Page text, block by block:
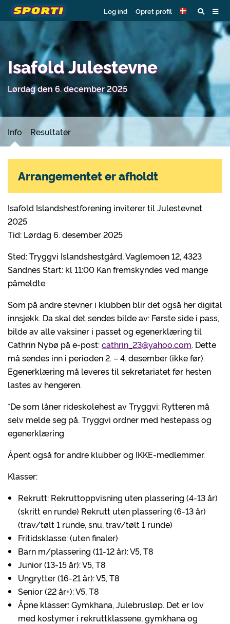
Log ind Opret profil
Isafold Julestevne
Lørdag den 6. december 2025
Info Resultater
Isafold Islandshestforening inviterer til Julestevnet
2025
Tid: Lørdag 6. desember 2025
Sted: Tryggvi Islandshestgård, Vaglemoen 12, 4323
Sandnes Start: kl 11:00 Kan fremskyndes ved mange
påmeldte.
Som på andre stevner i klubben blir det også her digital
innsjekk. Da skal det sendes bilde av: Første side i pass,
bilde av alle vaksiner i passet og egenerklæring til
Cathrin Nybø på e-post:cathrin_23@yahoo.com. Dette
må sendes inn i perioden 2. – 4. desember (ikke før).
Egenerklæring må leveres til sekretariatet før hesten
lastes av hengeren.
*De som låner rideskolehest av Tryggvi: Rytteren må
selv melde seg på. Tryggvi ordner med hestepass og
egenerklæring
Åpent også for andre klubber og IKKE-medlemmer.
Klasser:
Rekrutt: Rekruttoppvisning uten plassering (4-13 år)
(skritt en runde) Rekrutt uten plassering (6-13 år)
(trav/tølt 1 runde, snu, trav/tølt 1 runde)
Fritidsklasse: (uten finaler)
Barn m/plassering (11-12 år): V5, T8
Junior (13-15 år): V5, T8
Ungrytter (16-21 år): V5, T8
Senior (22 år+): V5, T8
Åpne klasser: Gymkhana, Julebrusløp. Det er lov
med kostymer i rekruttklassene, gymkhana og
Arrangementet er afholdt